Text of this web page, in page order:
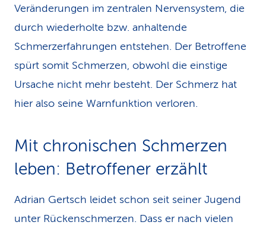
Veränderungen im zentralen Nervensystem, die
durch wiederholte bzw. anhaltende
Schmerzerfahrungen entstehen. Der Betroffene
spürt somit Schmerzen, obwohl die einstige
Ursache nicht mehr besteht. Der Schmerz hat
hier also seine Warnfunktion verloren.
Mit chronischen Schmerzen
leben: Betroffener erzählt
Adrian Gertsch leidet schon seit seiner Jugend
unter Rückenschmerzen. Dass er nach vielen